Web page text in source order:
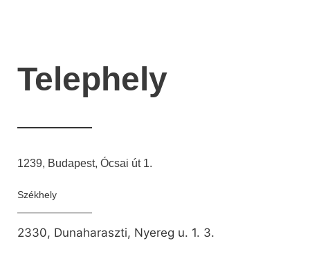
Telephely
1239, Budapest, Ócsai út 1.
Székhely
2330, Dunaharaszti, Nyereg u. 1. 3.